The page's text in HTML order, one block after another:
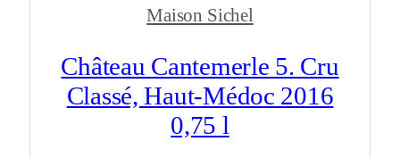
Maison Sichel
Château Cantemerle 5. Cru
Classé, Haut-Médoc 2016
0,75 l